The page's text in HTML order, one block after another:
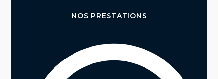
NOS PRESTATIONS